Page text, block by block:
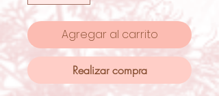
Agregar al carrito
Realizar compra